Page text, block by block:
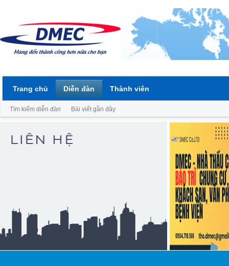
Trang chủ Diễn đàn
Tìm kiếm diễn đàn Bài viết gần đây
Thành viên